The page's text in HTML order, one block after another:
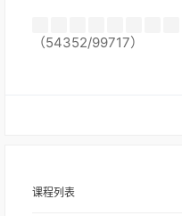
（54352/99717）
课程列表